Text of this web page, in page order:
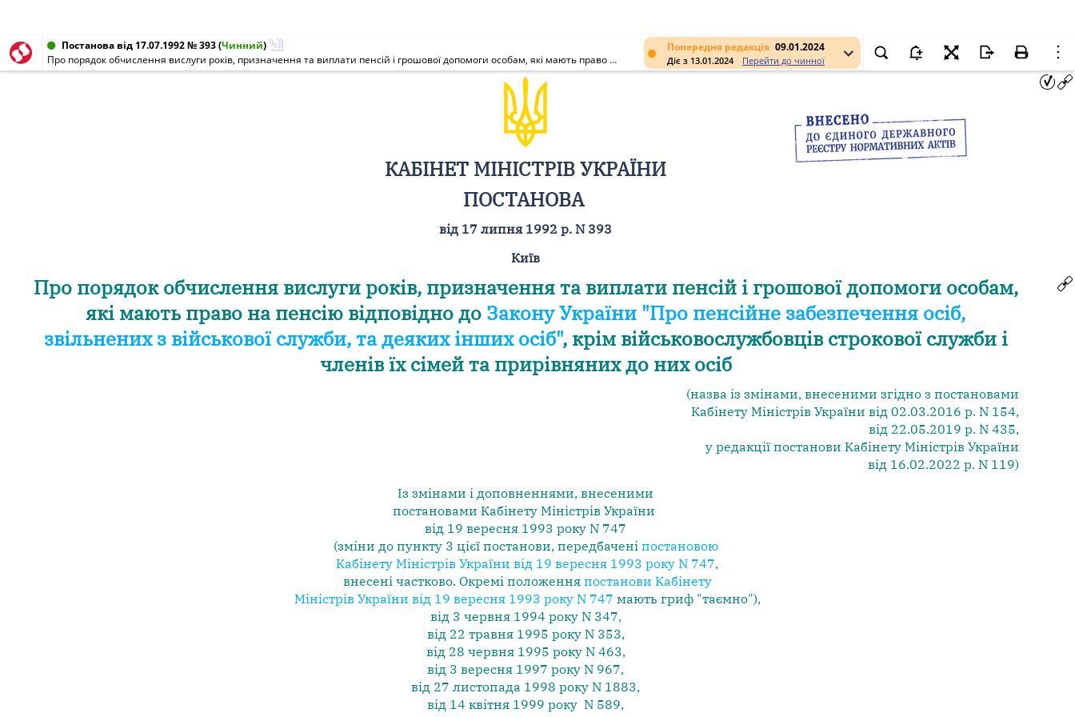
Попередня редакція 09.01.2024
Діє з 13.01.2024 Перейти до чинної
Постанова від 17.07.1992 № 393(Чинний)
Про порядок обчислення вислуги років, призначення та виплати пенсій і грошової допомоги особам, які мають право на пенсію відповідно до Закону України "Про пенсійне забезпечення осіб, звільнених з військової служби, та деяких інших осіб", крім військовослужбовців строкової служби і членів їх сімей та прирівняних до них осіб